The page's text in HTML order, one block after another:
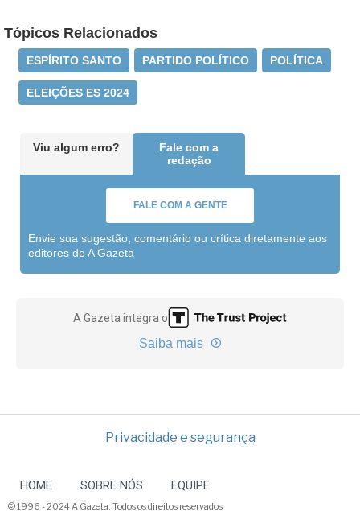
Tópicos Relacionados
ESPÍRITO SANTO PARTIDO POLÍTICO POLÍTICA
ELEIÇÕES ES 2024
Viu algum erro?
Fale com a
redação
FALE COM A GENTE
Envie sua sugestão, comentário ou crítica diretamente aos
editores de A Gazeta
A Gazeta integra o
Saiba mais
Privacidade e segurança
HOME SOBRE NÓS EQUIPE
© 1996 - 2024 A Gazeta. Todos os direitos reservados